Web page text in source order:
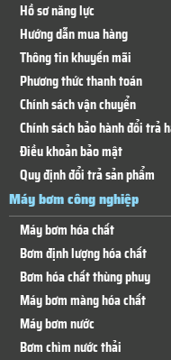
Hồ sơ năng lực
Hướng dẫn mua hàng
Thông tin khuyến mãi
Phương thức thanh toán
Chính sách vận chuyển
Chính sách bảo hành đổi trả
Điều khoản bảo mật
Quy định đổi trả sản phẩm
Máy bơm công nghiệp
Máy bơm hóa chất
Bơm định lượng hóa chất
Bơm hóa chất thùng phuy
Máy bơm màng hóa chất
Máy bơm nước
Bơm chìm nước thải